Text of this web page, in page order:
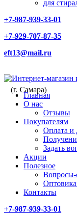
для
+7-987-939-33-01
+7-929-707-87-35
eft13@mail.ru
(г. Самара)
Главная
О нас
Отзывы
Покупателям
Оплата и
Задать
Акции
Полезное
Вопросы-
Контакты
+7-987-939-33-01